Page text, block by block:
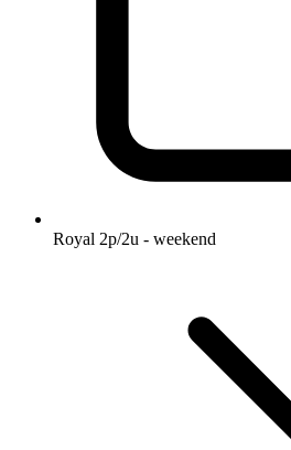
Royal 2p/2u - weekend